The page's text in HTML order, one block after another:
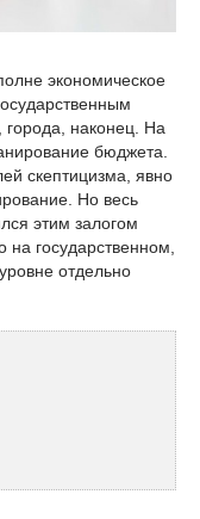
экономическое
наконец. На
бюджета.
скептицизма, явно
Но весь
этим залогом
на государственном,
отдельно